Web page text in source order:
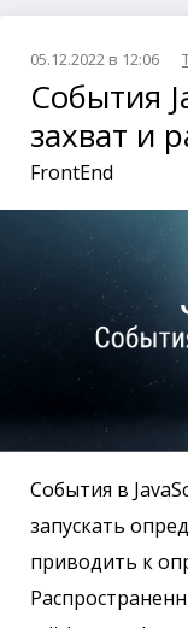
05.12.2022 в 12:06
События
захват и
FrontEnd
События в
запускать
приводить к